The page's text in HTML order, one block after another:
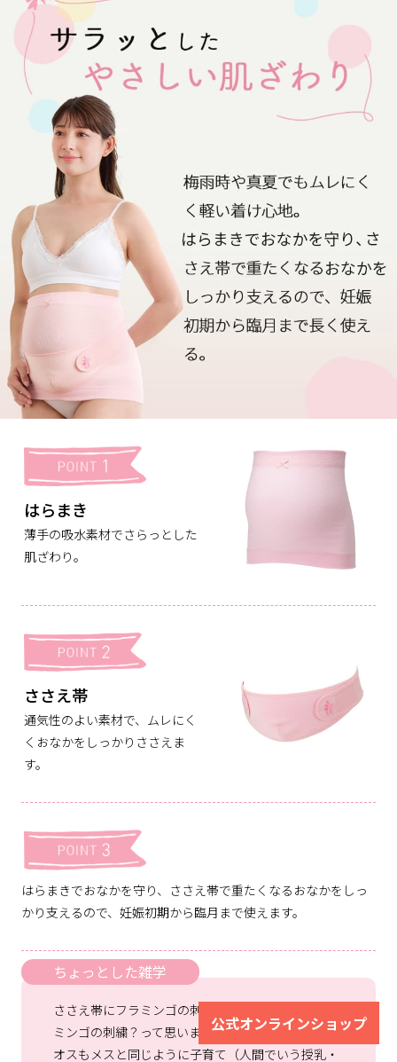
はらまき
薄手の吸水素材でさらっとした
肌ざわり。
ささえ帯
通気性のよい素材で、ムレにく
くおなかをしっかりささえま
す。
はらまきでおなかを守り、ささえ帯で重たくなるおなかをしっ
かり支えるので、妊娠初期から臨月まで使えます。
ちょっとした雑学
ささえ帯にフラミンゴの刺繍があります。なぜフラ
ミンゴの刺繍？って思いますよね。フラミンゴは、
オスもメスと同じように子育て（人間でいう授乳・
公式オンラインショップ